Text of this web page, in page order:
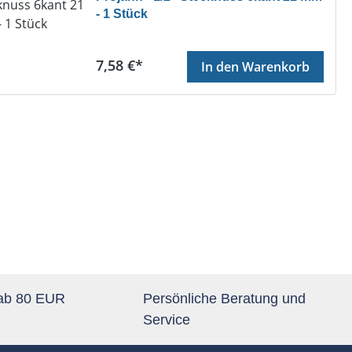
- 1 Stück
Regulärer Preis:
7,58 €* In den Warenkorb
80 EUR
Persönliche Beratung und
Service